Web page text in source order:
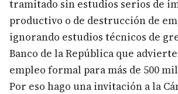
tramitado sin estudios serios de
productivo o de destrucción de
ignorando estudios técnicos de
Banco de la República que
empleo formal para más de 500
Por eso hago una invitación a la